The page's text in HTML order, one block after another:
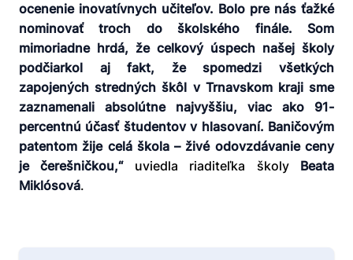
ocenenie inovatívnych učiteľov. Bolo pre nás ťažké
nominovať troch do školského finále. Som
mimoriadne hrdá, že celkový úspech našej školy
podčiarkol aj fakt, že spomedzi všetkých
zapojených stredných škôl v Trnavskom kraji sme
zaznamenali absolútne najvyššiu, viac ako 91-
percentnú účasť študentov v hlasovaní. Baničovým
patentom žije celá škola – živé odovzdávanie ceny
je čerešničkou,“uviedla riaditeľka školy Beata
Miklósová.